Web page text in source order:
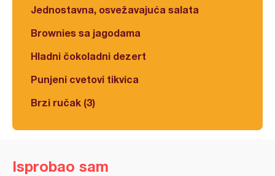
Jednostavna, osvežavajuća salata
Brownies sa jagodama
Hladni čokoladni dezert
Punjeni cvetovi tikvica
Brzi ručak (3)
Isprobao sam